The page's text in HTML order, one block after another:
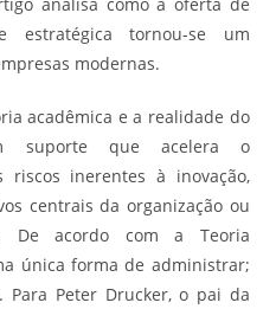
analisa como a oferta de
estratégica tornou-se um
modernas.
acadêmica e a realidade do
suporte que acelera o
inerentes à inovação,
centrais da organização ou
De acordo com a Teoria
única forma de administrar;
Peter Drucker, o pai da